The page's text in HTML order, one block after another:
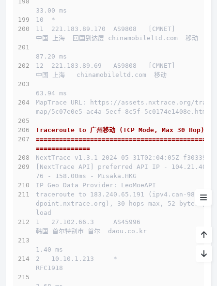
33.00 ms
10  *
11  221.183.89.170  AS9808   [CMNET]
中国 上海  回国到达层 chinamobileltd.com  移动
87.20 ms
12  221.183.89.69   AS9808   [CMNET]
中国 上海   chinamobileltd.com  移动
63.94 ms
MapTrace URL: https://assets.nxtrace.org/trace
map/5c07e0e5-ac4a-5ecf-8c5f-5c0174e1408e.html
Traceroute to 广州移动 (TCP Mode, Max 30 Hop)
==============================================
==============
NextTrace v1.3.1 2024-05-31T02:04:05Z f303397
[NextTrace API] preferred API IP - 104.21.40.1
76 - 158.00ms - Misaka.HKG
IP Geo Data Provider: LeoMoeAPI
traceroute to 183.240.65.191 (ipv4.can-9808.en
dpoint.nxtrace.org), 30 hops max, 52 bytes pay
load
1   27.102.66.3     AS45996
韩国 首尔特别市 首尔  daou.co.kr
1.40 ms
2   10.10.1.213     *
RFC1918
介绍
买
系统&流媒体
流媒体
IP质量
延迟
测速
路由
小结